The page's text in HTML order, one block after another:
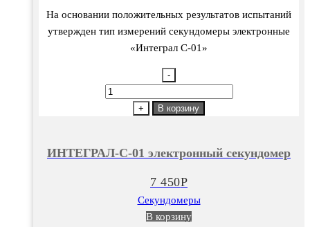
На основании положительных результатов испытаний
утвержден тип измерений секундомеры электронные
«Интеграл С-01»
-
Количество
электронный
+ В корзину
ИНТЕГРАЛ-С-01 электронный секундомер
7 450Р
Секундомеры
В корзину